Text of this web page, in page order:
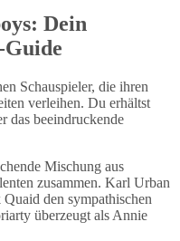
Dein
Guide
Schauspieler, die ihren
verleihen. Du erhältst
das beeindruckende
Mischung aus
zusammen. Karl Urban
den sympathischen
überzeugt als Annie